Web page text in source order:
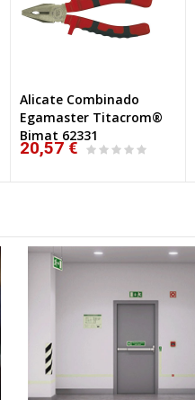
Alicate Combinado
Egamaster Titacrom®
Bimat 62331
20,57 €